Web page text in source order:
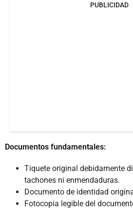
PUBLICIDAD
Documentos fundamentales:
Tiquete original debidamente
tachones ni enmendaduras.
Documento de identidad
Fotocopia legible del